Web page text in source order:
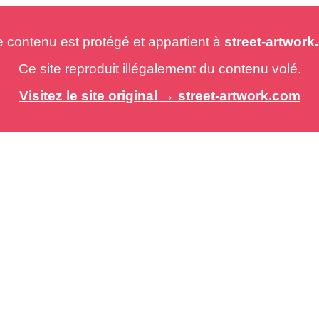
est protégé et appartient à street-
Ce site reproduit illégalement du contenu volé.
Visitez le site original → street-artwork.com